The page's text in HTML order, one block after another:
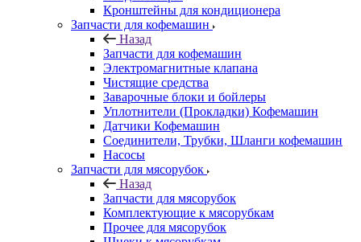
Кронштейны для кондиционера
Запчасти для кофемашин
Назад
Запчасти для кофемашин
Электромагнитные клапана
Чистящие средства
Заварочные блоки и бойлеры
Уплотнители (Прокладки) Кофемашин
Датчики Кофемашин
Соединители, Трубки, Шланги кофемашин
Насосы
Запчасти для мясорубок
Назад
Запчасти для мясорубок
Комплектующие к мясорубкам
Прочее для мясорубок